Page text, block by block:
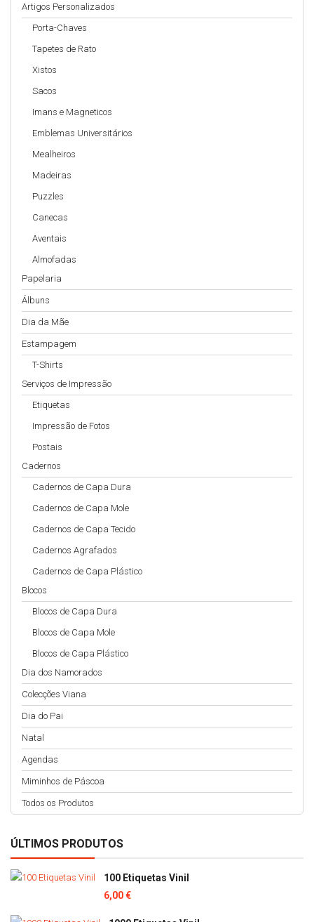
Artigos Personalizados
Porta-Chaves
Tapetes de Rato
Xistos
Sacos
Imans e Magneticos
Emblemas Universitários
Mealheiros
Madeiras
Puzzles
Canecas
Aventais
Almofadas
Papelaria
Álbuns
Dia da Mãe
Estampagem
T-Shirts
Serviços de Impressão
Etiquetas
Impressão de Fotos
Postais
Cadernos
Cadernos de Capa Dura
Cadernos de Capa Mole
Cadernos de Capa Tecido
Cadernos Agrafados
Cadernos de Capa Plástico
Blocos
Blocos de Capa Dura
Blocos de Capa Mole
Blocos de Capa Plástico
Dia dos Namorados
Colecções Viana
Dia do Pai
Natal
Agendas
Miminhos de Páscoa
Todos os Produtos
ÚLTIMOS PRODUTOS
100 Etiquetas Vinil
6,00 €